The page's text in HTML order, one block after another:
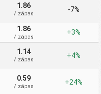
1.86
/ zápas
-7%
1.86
/ zápas
+3%
1.14
/ zápas
+4%
0.59
/ zápas
+24%